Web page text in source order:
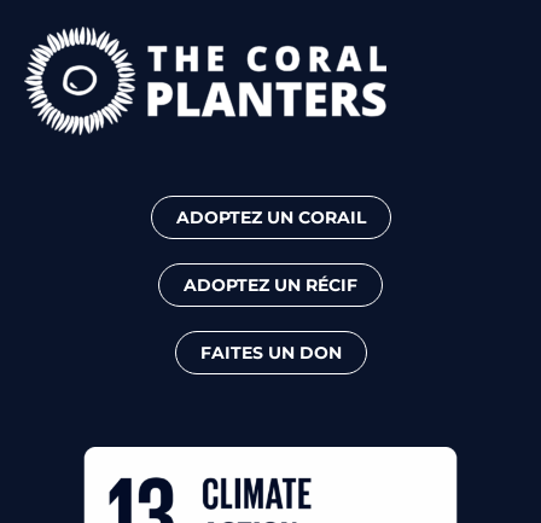
ADOPTEZ UN CORAIL
ADOPTEZ UN RÉCIF
FAITES UN DON